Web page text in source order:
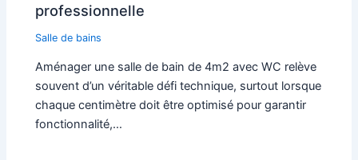
professionnelle
Salle de bains
Aménager une salle de bain de 4m2 avec WC relève
souvent d’un véritable défi technique, surtout lorsque
chaque centimètre doit être optimisé pour garantir
fonctionnalité,…